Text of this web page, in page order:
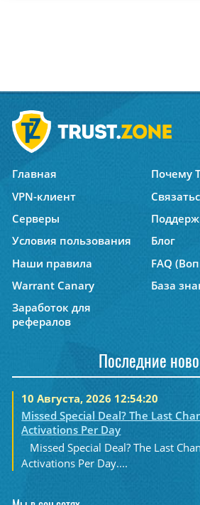
Главная
Почему
VPN-клиент
Серверы
Условия пользования
Блог
Наши правила
FAQ
Warrant Canary
База
Заработок для
рефералов
Последние
10 Августа, 2026 12:54:20
Missed Special Deal? The Last
Activations Per Day
Missed Special Deal? The Last
Activations Per Day....